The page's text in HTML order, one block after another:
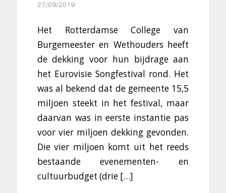
27/09/2019
Het Rotterdamse College van
Burgemeester en Wethouders heeft
de dekking voor hun bijdrage aan
het Eurovisie Songfestival rond. Het
was al bekend dat de gemeente 15,5
miljoen steekt in het festival, maar
daarvan was in eerste instantie pas
voor vier miljoen dekking gevonden.
Die vier miljoen komt uit het reeds
bestaande evenementen- en
cultuurbudget (drie […]